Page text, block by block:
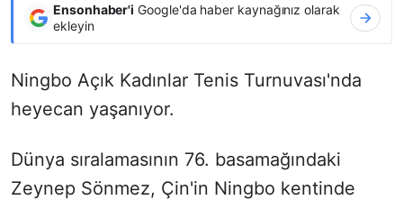
Ensonhaber'i Google'da haber kaynağınız olarak
ekleyin
Ningbo Açık Kadınlar Tenis Turnuvası'nda
heyecan yaşanıyor.
Dünya sıralamasının 76. basamağındaki
Zeynep Sönmez, Çin'in Ningbo kentinde